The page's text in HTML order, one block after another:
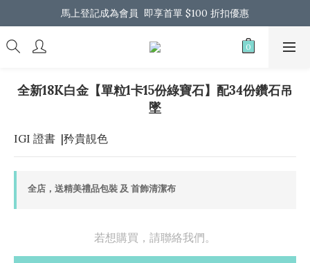
馬上登記成為會員  即享首單 $100 折扣優惠
馬上登記成為會員  即享首單 $100 折扣優惠
全港免運 歡迎 Whatsapp 我們了解更多
全新18K白金【單粒1卡15份綠寶石】配34份鑽石吊
墜
IGI 證書  |矜貴靚色
全店，送精美禮品包裝 及 首飾清潔布
若想購買，請聯絡我們。